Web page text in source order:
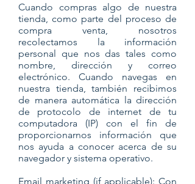
Cuando compras algo de nuestra
tienda, como parte del proceso de
compra venta, nosotros
recolectamos la información
personal que nos das tales como
nombre, dirección y correo
electrónico. Cuando navegas en
nuestra tienda, también recibimos
de manera automática la dirección
de protocolo de internet de tu
computadora (IP) con el fin de
proporcionarnos información que
nos ayuda a conocer acerca de su
navegador y sistema operativo.
Email marketing (if applicable): Con